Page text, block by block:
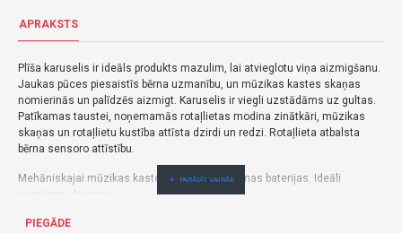
APRAKSTS
Plīša karuselis ir ideāls produkts mazulim, lai atvieglotu viņa aizmigšanu.
Jaukas pūces piesaistīs bērna uzmanību, un mūzikas kastes skaņas
nomierinās un palīdzēs aizmigt. Karuselis ir viegli uzstādāms uz gultas.
Patīkamas taustei, noņemamās rotaļlietas modina zinātkāri, mūzikas
skaņas un rotaļlietu kustība attīsta dzirdi un redzi. Rotaļlieta atbalsta
bērna sensoro attīstību.
Mehāniskajai mūzikas kastei nav nepieciešamas baterijas. Ideāli
Bērna vecums: 0m+
PIEGĀDE